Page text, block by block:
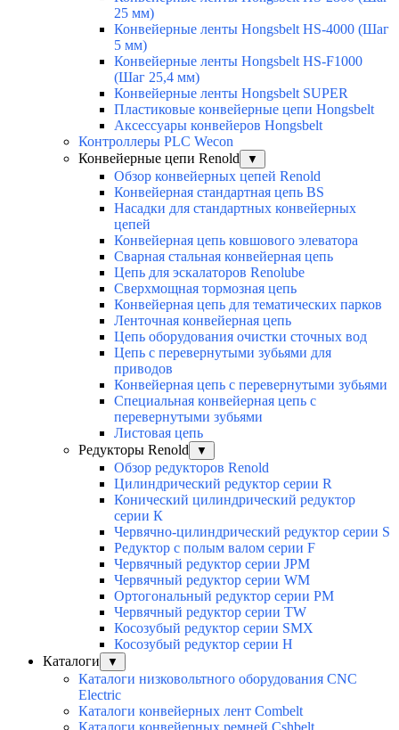
25 мм)
Конвейерные ленты Hongsbelt HS-4000 (Шаг
5 мм)
Конвейерные ленты Hongsbelt HS-F1000
(Шаг 25,4 мм)
Конвейерные ленты Hongsbelt SUPER
Пластиковые конвейерные цепи Hongsbelt
Аксессуары конвейеров Hongsbelt
Контроллеры PLC Wecon
Конвейерные цепи Renold
▼
Обзор конвейерных цепей Renold
Конвейерная стандартная цепь BS
Насадки для стандартных конвейерных
цепей
Конвейерная цепь ковшового элеватора
Сварная стальная конвейерная цепь
Цепь для эскалаторов Renolube
Сверхмощная тормозная цепь
Конвейерная цепь для тематических парков
Ленточная конвейерная цепь
Цепь оборудования очистки сточных вод
Цепь с перевернутыми зубьями для
приводов
Конвейерная цепь с перевернутыми зубьями
Специальная конвейерная цепь с
перевернутыми зубьями
Листовая цепь
Редукторы Renold
▼
Обзор редукторов Renold
Цилиндрический редуктор серии R
Конический цилиндрический редуктор
серии К
Червячно-цилиндрический редуктор серии S
Редуктор с полым валом серии F
Червячный редуктор серии JPM
Червячный редуктор серии WM
Ортогональный редуктор серии PM
Червячный редуктор серии TW
Косозубый редуктор серии SMX
Косозубый редуктор серии Н
Каталоги
▼
Каталоги низковольтного оборудования CNC
Electric
Каталоги конвейерных лент Combelt
Каталоги конвейерных ремней Cshbelt